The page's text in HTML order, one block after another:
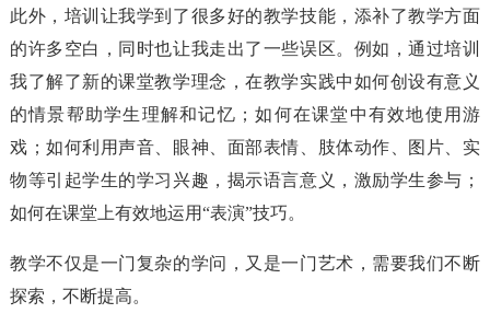
此外，培训让我学到了很多好的教学技能，添补了教学方面
的许多空白，同时也让我走出了一些误区。例如，通过培训
我了解了新的课堂教学理念，在教学实践中如何创设有意义
的情景帮助学生理解和记忆；如何在课堂中有效地使用游
戏；如何利用声音、眼神、面部表情、肢体动作、图片、实
物等引起学生的学习兴趣，揭示语言意义，激励学生参与；
如何在课堂上有效地运用“表演”技巧。
教学不仅是一门复杂的学问，又是一门艺术，需要我们不断
探索，不断提高。